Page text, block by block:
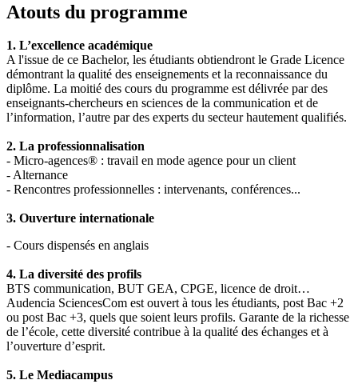
Atouts du programme
1. L’excellence académique
A l'issue de ce Bachelor, les étudiants obtiendront le Grade Licence
démontrant la qualité des enseignements et la reconnaissance du
diplôme. La moitié des cours du programme est délivrée par des
enseignants-chercheurs en sciences de la communication et de
l’information, l’autre par des experts du secteur hautement qualifiés.
2. La professionnalisation
- Micro-agences® : travail en mode agence pour un client
- Alternance
- Rencontres professionnelles : intervenants, conférences...
3. Ouverture internationale
- Cours dispensés en anglais
4. La diversité des profils
BTS communication, BUT GEA, CPGE, licence de droit…
Audencia SciencesCom est ouvert à tous les étudiants, post Bac +2
ou post Bac +3, quels que soient leurs profils. Garante de la richesse
de l’école, cette diversité contribue à la qualité des échanges et à
l’ouverture d’esprit.
5. Le Mediacampus